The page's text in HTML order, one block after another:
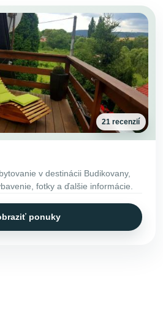
21 recenzií
v destinácii Budikovany,
fotky a ďalšie informácie.
ponuky